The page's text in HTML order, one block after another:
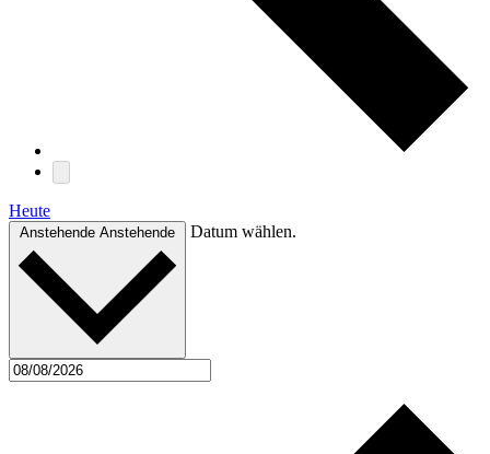
Heute
Anstehende Anstehende Datum wählen.